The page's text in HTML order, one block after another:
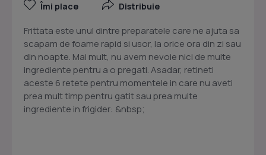
Îmi place Distribuie
Frittata este unul dintre preparatele care ne ajuta sa
scapam de foame rapid si usor, la orice ora din zi sau
din noapte. Mai mult, nu avem nevoie nici de multe
ingrediente pentru a o pregati. Asadar, retineti
aceste 6 retete pentru momentele in care nu aveti
prea mult timp pentru gatit sau prea multe
ingrediente in frigider: &nbsp;